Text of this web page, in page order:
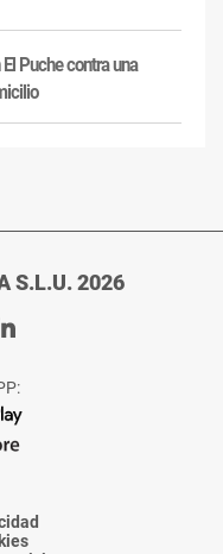
Puche contra una
S.L.U. 2026
Ir
de
La
Voz